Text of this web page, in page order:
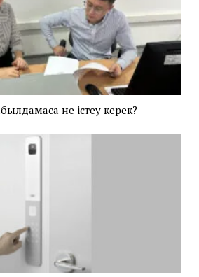
не істеу керек?